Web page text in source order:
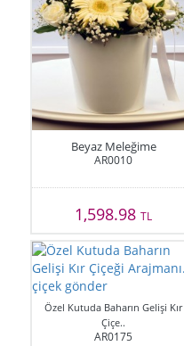
Beyaz Meleğime
AR0010
1,598.98TL
Özel Kutuda Baharın Gelişi Kır
Çiçe..
AR0175